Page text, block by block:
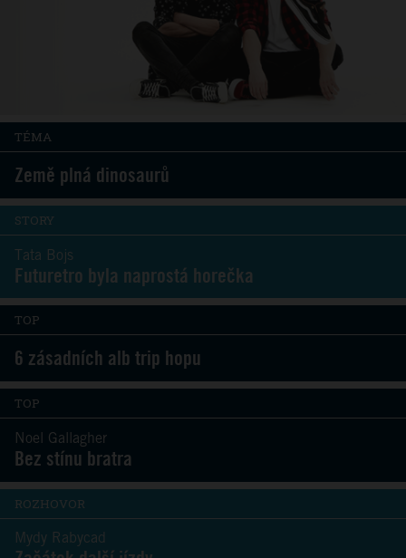
TÉMA
Země plná dinosaurů
STORY
Tata Bojs
Futuretro byla naprostá horečka
TOP
6 zásadních alb trip hopu
TOP
Noel Gallagher
Bez stínu bratra
ROZHOVOR
Mydy Rabycad